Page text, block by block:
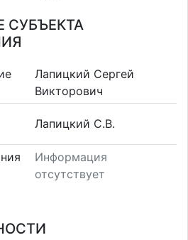
СУБЪЕКТА
Лапицкий Сергей
Викторович
Лапицкий С.В.
Информация
отсутствует